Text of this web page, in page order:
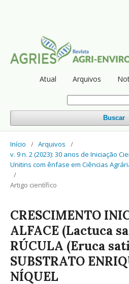
Atual Arquivos
Buscar
Início / Arquivos
/
v. 9 n. 2 (2023): 30 anos de Iniciação
Unitins com ênfase em Ciências
/
Artigo científico
CRESCIMENTO
ALFACE (Lactuca
RÚCULA (Eruca
SUBSTRATO
NÍQUEL